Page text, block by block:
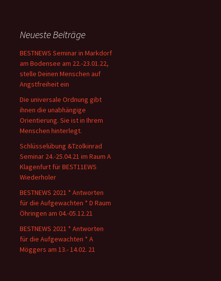
Neueste Beiträge
BESTNEWS Seminar in Markdorf
am Bodensee am 22.-23.01.22,
stelle Deinen Menschen auf
Angstfreiheit ein
Die universale Ordnung gibt
ihnen die unabhängige
Orientierung. Sie ist in Ihrem
Menschen hinterlegt.
Schlüsselübung &Tzolkinrad
Seminar 24.-25.04.21 im Raum A
Klagenfurt für BEST11EWS
Wiederholer
BESTNEWS 2021 * Antworten
für die Aufgewachten * D Raum
Öhringen am 04.-05.12.21
BESTNEWS 2021 * Antworten
für die Aufgewachten * A
Möggers am 13.- 14.02. 21